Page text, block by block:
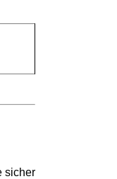
sicher